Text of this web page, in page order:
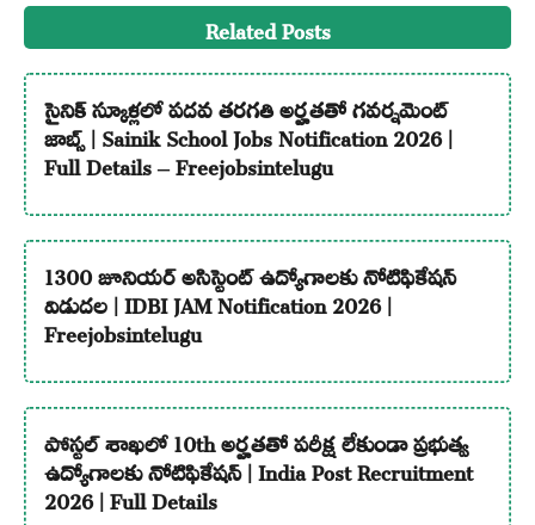
Related Posts
సైనిక్ స్కూళ్లలో పదవ తరగతి అర్హతతో గవర్నమెంట్
జాబ్స్ | Sainik School Jobs Notification 2026 |
Full Details – Freejobsintelugu
1300 జూనియర్ అసిస్టెంట్ ఉద్యోగాలకు నోటిఫికేషన్
విడుదల | IDBI JAM Notification 2026 |
Freejobsintelugu
పోస్టల్ శాఖలో 10th అర్హతతో పరీక్ష లేకుండా ప్రభుత్వ
ఉద్యోగాలకు నోటిఫికేషన్ | India Post Recruitment
2026 | Full Details